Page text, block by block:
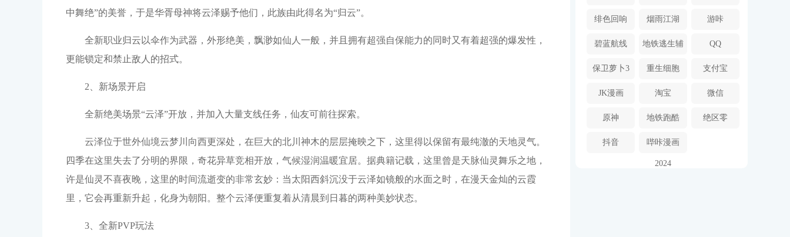
中舞绝”的美誉，于是华胥母神将云泽赐予他们，此族由此得名为“归云”。
全新职业归云以伞作为武器，外形绝美，飘渺如仙人一般，并且拥有超强自保能力的同时又有着超强的爆发性，
更能锁定和禁止敌人的招式。
2、新场景开启
全新绝美场景“云泽”开放，并加入大量支线任务，仙友可前往探索。
云泽位于世外仙境云梦川向西更深处，在巨大的北川神木的层层掩映之下，这里得以保留有最纯澈的天地灵气。
四季在这里失去了分明的界限，奇花异草竞相开放，气候湿润温暖宜居。据典籍记载，这里曾是天脉仙灵舞乐之地，
许是仙灵不喜夜晚，这里的时间流逝变的非常玄妙：当太阳西斜沉没于云泽如镜般的水面之时，在漫天金灿的云霞
里，它会再重新升起，化身为朝阳。整个云泽便重复着从清晨到日暮的两种美妙状态。
3、全新PVP玩法
载安装 游
绯色回响 烟雨江湖 游咔
碧蓝航线 地铁逃生辅
助器
QQ
保卫萝卜3 重生细胞 支付宝
JK漫画 淘宝 微信
原神 地铁跑酷 绝区零
抖音 哔咔漫画
2024